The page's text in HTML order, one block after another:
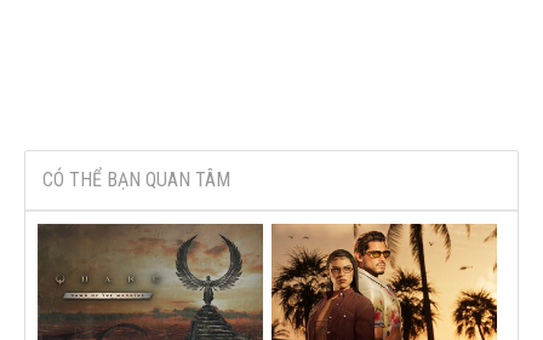
CÓ THỂ BẠN QUAN TÂM